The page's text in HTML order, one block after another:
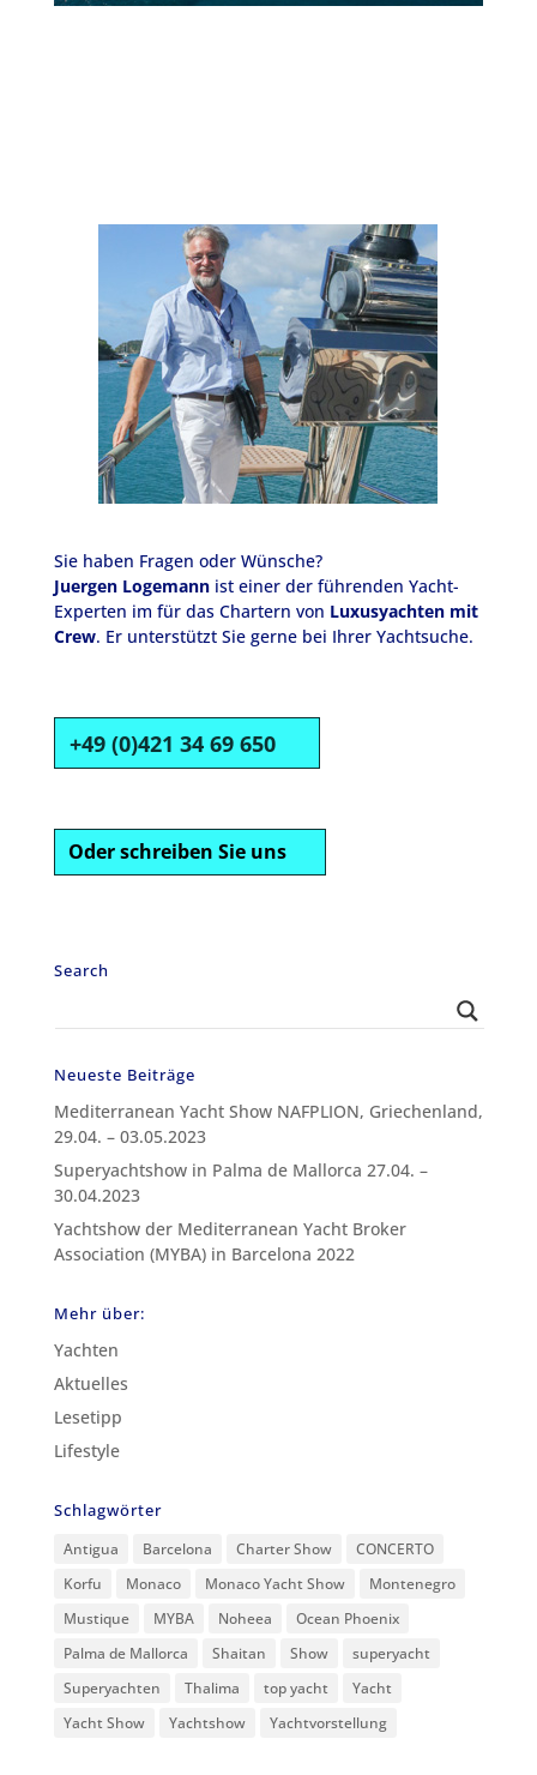
Sie haben Fragen oder Wünsche?
Juergen Logemannist einer der führenden Yacht-
Experten im für das Chartern von Luxusyachten mit
Crew. Er unterstützt Sie gerne bei Ihrer Yachtsuche.
+49 (0)421 34 69 650
Oder schreiben Sie uns
Search
Neueste Beiträge
Mediterranean Yacht Show NAFPLION, Griechenland,
29.04. – 03.05.2023
Superyachtshow in Palma de Mallorca 27.04. –
30.04.2023
Yachtshow der Mediterranean Yacht Broker
Association (MYBA) in Barcelona 2022
Mehr über:
Yachten
Aktuelles
Lesetipp
Lifestyle
Schlagwörter
Antigua Barcelona Charter Show
CONCERTO
Korfu
Monaco Monaco Yacht Show
Montenegro
Mustique
MYBA Noheea
Ocean Phoenix
Palma de Mallorca
Shaitan Show
superyacht
Superyachten
Thalima top yacht
Yacht
Yacht Show
Yachtshow Yachtvorstellung